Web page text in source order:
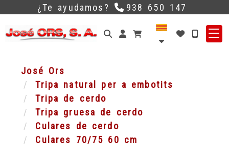
Identifícat
¿Te ayudamos? 938 650 147
José Ors
Tripa natural per a embotits
Tripa de cerdo
Tripa gruesa de cerdo
Culares de cerdo
Culares 70/75 60 cm